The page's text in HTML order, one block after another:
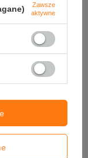
zł
Zawsze
aktywne